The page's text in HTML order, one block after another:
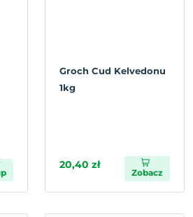
Groch Cud Kelvedonu
1kg
20,40 zł
Zobacz